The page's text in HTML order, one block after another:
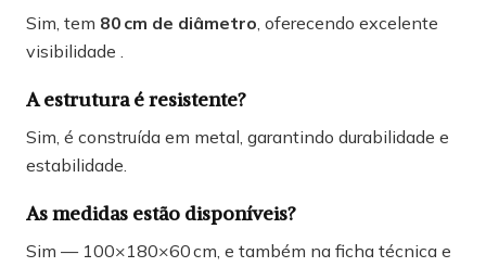
Sim, tem 80 cm de diâmetro, oferecendo excelente
visibilidade .
A estrutura é resistente?
Sim, é construída em metal, garantindo durabilidade e
estabilidade.
As medidas estão disponíveis?
Sim — 100×180×60 cm, e também na ficha técnica e